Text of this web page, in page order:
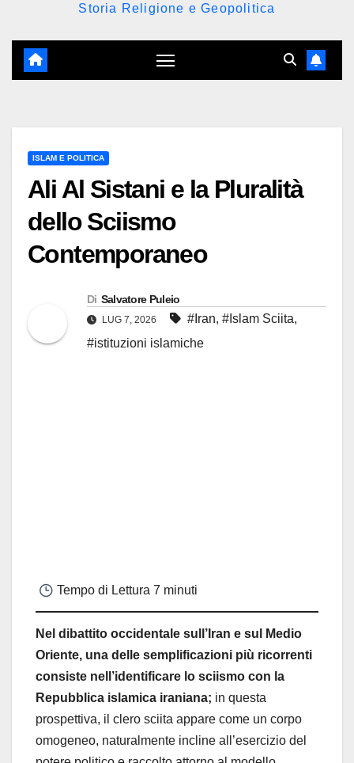
Storia Religione e Geopolitica
ISLAM E POLITICA
Ali Al Sistani e la Pluralità
dello Sciismo
Contemporaneo
Di Salvatore Puleio
LUG 7, 2026 #Iran, #Islam Sciita,
#istituzioni islamiche
Tempo di Lettura 7 minuti
Nel dibattito occidentale sull’Iran e sul Medio
Oriente, una delle semplificazioni più ricorrenti
consiste nell’identificare lo sciismo con la
Repubblica islamica iraniana; in questa
prospettiva, il clero sciita appare come un corpo
omogeneo, naturalmente incline all’esercizio del